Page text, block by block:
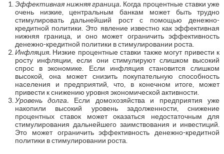
Эффективная нижняя граница. Когда процентные ставки уже
очень низкие, центральным банкам может быть трудно
стимулировать дальнейший рост с помощью денежно-
кредитной политики. Это явление известно как эффективная
нижняя граница, и оно может ограничить эффективность
денежно-кредитной политики в стимулировании роста.
Инфляция.Низкие процентные ставки также могут привести к
росту инфляции, если они стимулируют слишком высокий
спрос в экономике. Если инфляция становится слишком
высокой, она может снизить покупательную способность
населения и предприятий, что, в конечном итоге, может
привести к снижению уровня экономической активности.
Уровень долга. Если домохозяйства и предприятия уже
накопили высокий уровень задолженности, снижение
процентных ставок может оказаться недостаточным для
стимулирования дальнейшего заимствования и инвестиций.
Это может ограничить эффективность денежно-кредитной
политики в стимулировании роста.